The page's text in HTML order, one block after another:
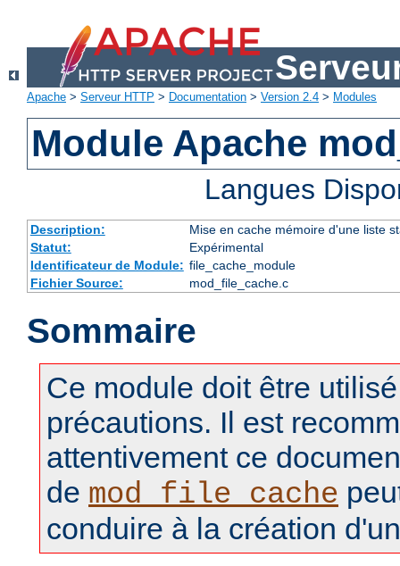
Apache > Serveur HTTP > Documentation > Version 2.4 > Modules
Module Apache
Langues
Description:
Mise en cache mémoire d'une liste
Statut:
Expérimental
Identificateur de Module: file_cache_module
Fichier Source:
mod_file_cache.c
Sommaire
Ce module doit être
précautions. Il est
attentivement ce
de mod_file_cache
conduire à la création